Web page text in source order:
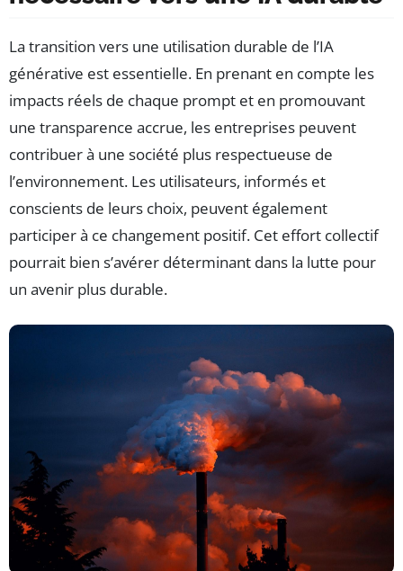
La transition vers une utilisation durable de l’IA
générative est essentielle. En prenant en compte les
impacts réels de chaque prompt et en promouvant
une transparence accrue, les entreprises peuvent
contribuer à une société plus respectueuse de
l’environnement. Les utilisateurs, informés et
conscients de leurs choix, peuvent également
participer à ce changement positif. Cet effort collectif
pourrait bien s’avérer déterminant dans la lutte pour
un avenir plus durable.